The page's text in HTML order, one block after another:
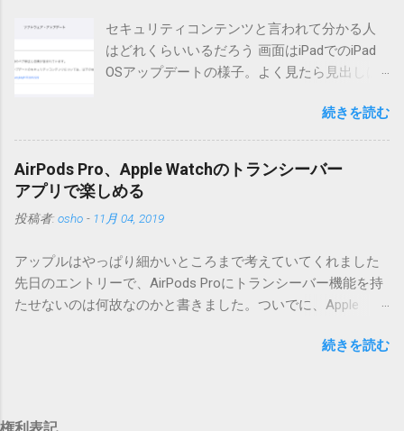
版へのアップデートを強くお勧めしてます。 mail-entry.zipを
ダウンロードするにはここをクリックしてください。
（Windowsから解凍したフォルダを見ると「_MACOSX」とい
りませんので無視してください。MacOS XでZIP圧縮している
ため、Mac独自のファイル情報が含まれてしまうようで
す。） Ver.0.3.0以降用の差分ファイルはこちら 。ZIP圧縮して
まとめてあります。いまのバージョン番号と同じバージョン
合は一つずつ順に適用していく必要があります。0.5.0以降
ません。改造してる方向けに、バージョンアップポイントを
お知らせするのが主な目的となっています。 まずはどんなふ
うに使うものか説明し、設置方法は後述します。 使い方 メー
ル本文の1行目にauthor（投稿者）を、2行目にカテゴリを、
追記項目（extend）として扱われますので、必要に応じて指
セキュリティコンテンツと言われて分かる人
はどれくらいいるだろう 画面はiPadでのiPad
OSアップデートの様子。よく見たら見出しは
の名前としてはいまだにiOSのままとか、そん
な理由じゃないでしょうね。 それは混乱のも
ア・アップデートのセキュリティコンテンツ
については、以下のWebサイトをご覧くださ
い」の部分。 セキュリティコンテンツ…？ こ
す。人によってはここで悩んだ結果、アップ
デートをしない人も出てきそうですよ。アッ
プデートに限らず、分からないけどやってみ
が多いと思います。経験上の感覚ですけれ
続きを読む
AirPods Pro、Apple Watchのトランシーバー
アプリで楽しめる
投稿者: osho - 11月 04, 2019
アップルはやっぱり細かいところまで考えていてくれました
先日のエントリーで、AirPods Proにトランシーバー機能を持
たせないのは何故なのかと書きました。ついでに、Apple
はiPhoneに接続してるから使えないじゃん云々を書いたので
続きを読む
権利表記